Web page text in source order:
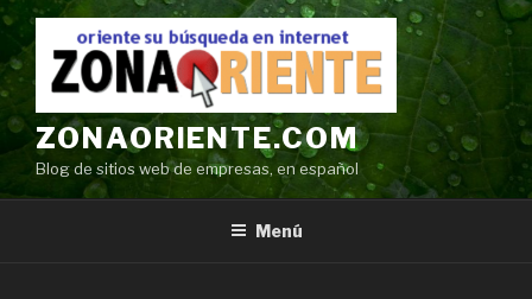
Ir
contenido
ZONAORIENTE.COM
Blog de sitios web de empresas, en español
Menú